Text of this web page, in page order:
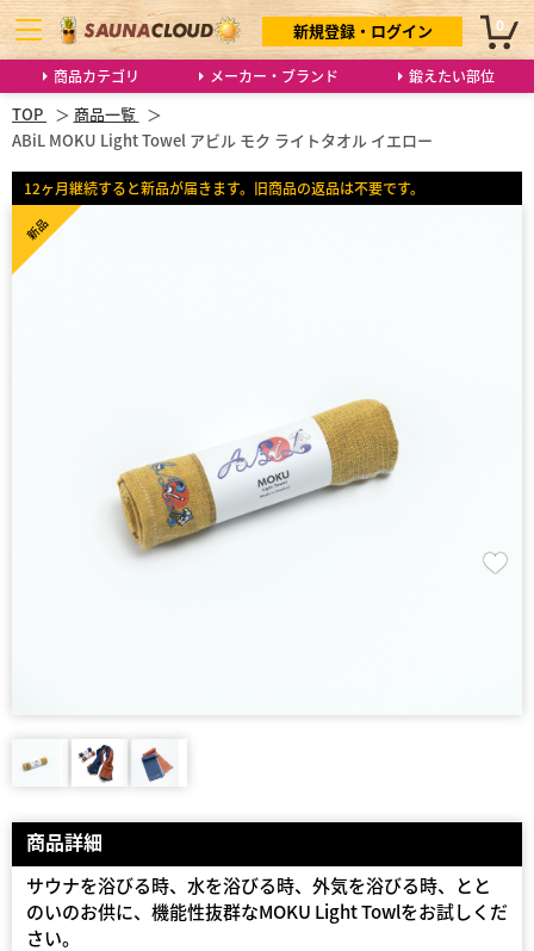
商品カテゴリ メーカー・ブランド 鍛えたい部位
新規登録・ログイン 0
TOP
商品一覧
ABiL MOKU Light Towel アビル モク ライトタオル イエロー
12ヶ月継続すると新品が届きます。旧商品の返品は不要です。
新品
商品詳細
サウナを浴びる時、水を浴びる時、外気を浴びる時、とと
のいのお供に、機能性抜群なMOKU Light Towlをお試しくだ
さい。